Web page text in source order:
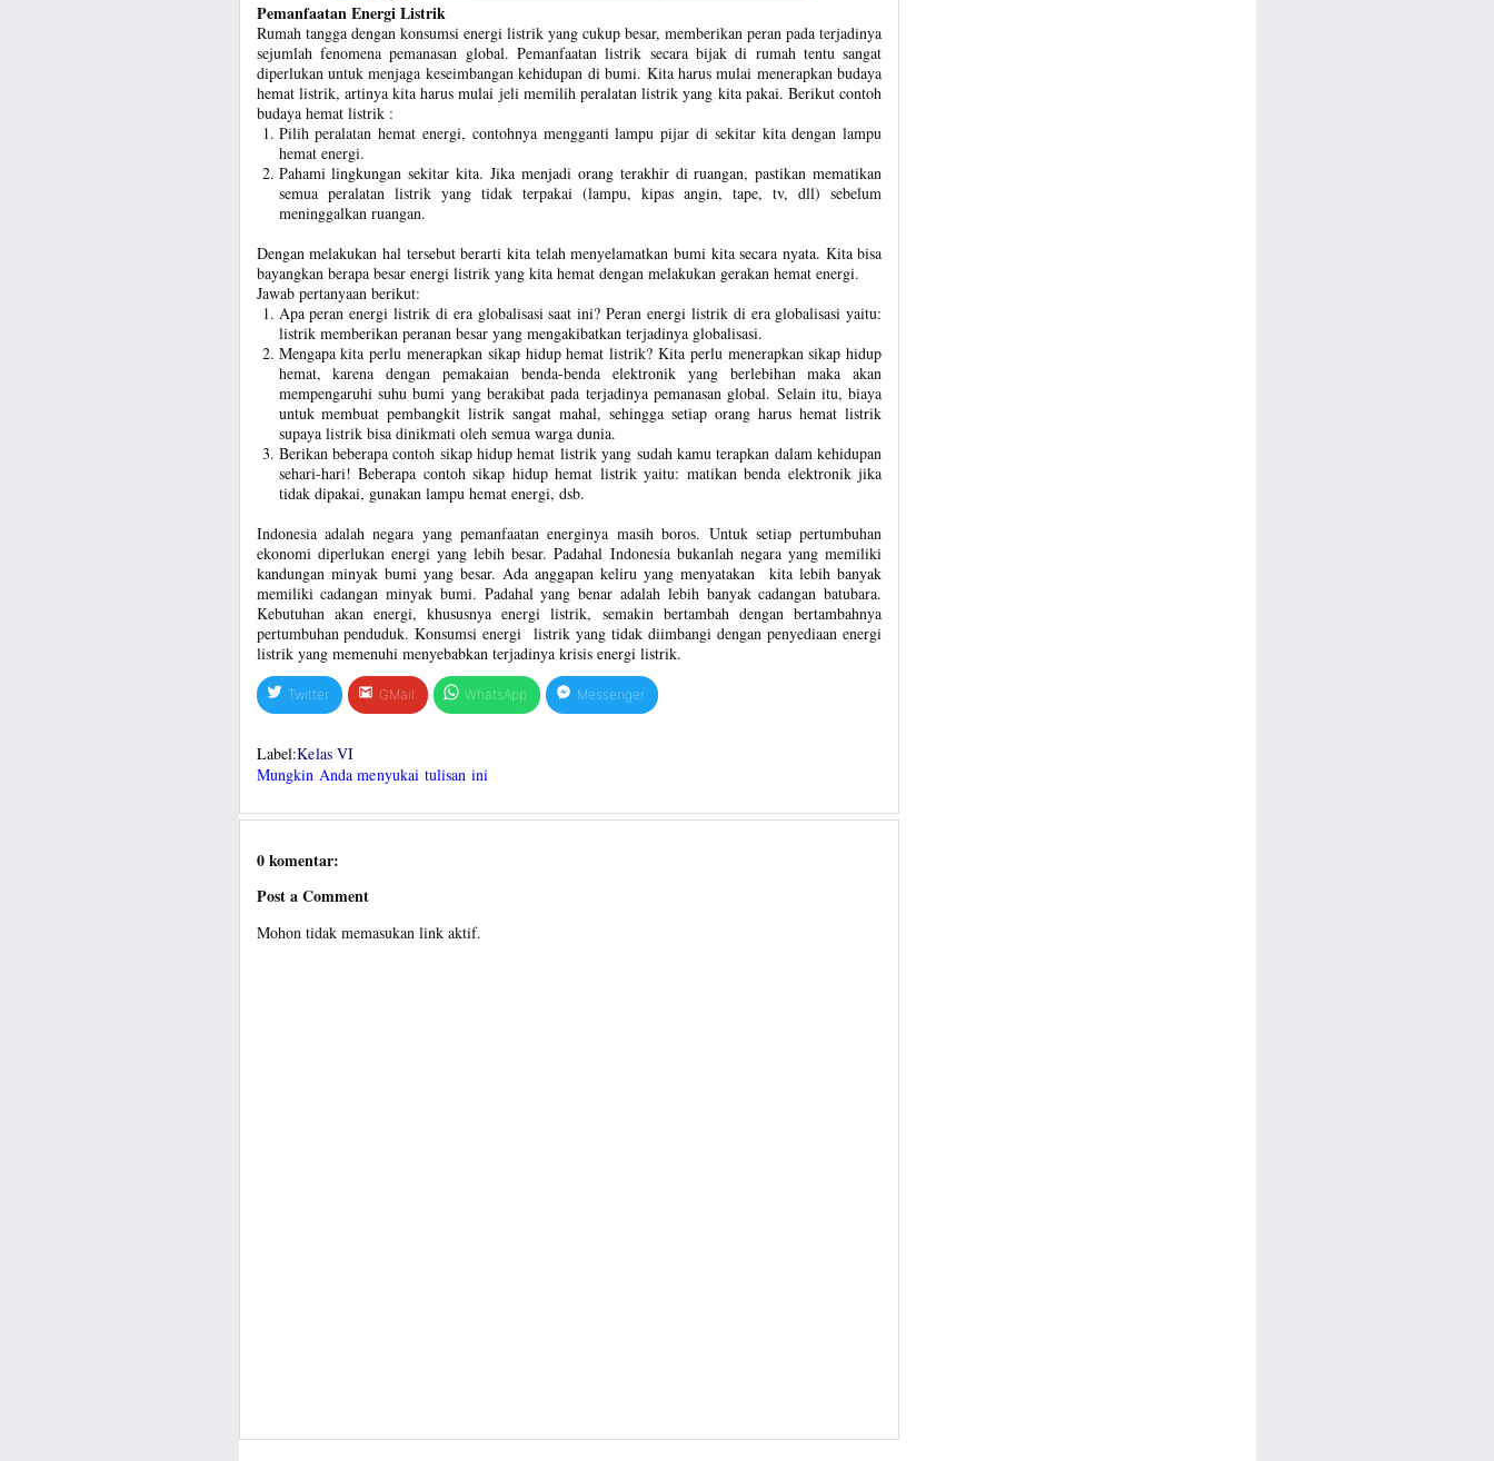
Pemanfaatan Energi Listrik
Rumah tangga dengan konsumsi energi listrik yang cukup besar, memberikan peran pada terjadinya
sejumlah fenomena pemanasan global. Pemanfaatan listrik secara bijak di rumah tentu sangat
diperlukan untuk menjaga keseimbangan kehidupan di bumi. Kita harus mulai menerapkan budaya
hemat listrik, artinya kita harus mulai jeli memilih peralatan listrik yang kita pakai. Berikut contoh
budaya hemat listrik :
Pilih peralatan hemat energi, contohnya mengganti lampu pijar di sekitar kita dengan lampu
hemat energi.
Pahami lingkungan sekitar kita. Jika menjadi orang terakhir di ruangan, pastikan mematikan
semua peralatan listrik yang tidak terpakai (lampu, kipas angin, tape, tv, dll) sebelum
meninggalkan ruangan.
Dengan melakukan hal tersebut berarti kita telah menyelamatkan bumi kita secara nyata. Kita bisa
bayangkan berapa besar energi listrik yang kita hemat dengan melakukan gerakan hemat energi.
Jawab pertanyaan berikut:
Apa peran energi listrik di era globalisasi saat ini? Peran energi listrik di era globalisasi yaitu:
listrik memberikan peranan besar yang mengakibatkan terjadinya globalisasi.
Mengapa kita perlu menerapkan sikap hidup hemat listrik? Kita perlu menerapkan sikap hidup
hemat, karena dengan pemakaian benda-benda elektronik yang berlebihan maka akan
mempengaruhi suhu bumi yang berakibat pada terjadinya pemanasan global. Selain itu, biaya
untuk membuat pembangkit listrik sangat mahal, sehingga setiap orang harus hemat listrik
supaya listrik bisa dinikmati oleh semua warga dunia.
Berikan beberapa contoh sikap hidup hemat listrik yang sudah kamu terapkan dalam kehidupan
sehari-hari! Beberapa contoh sikap hidup hemat listrik yaitu: matikan benda elektronik jika
tidak dipakai, gunakan lampu hemat energi, dsb.
Indonesia adalah negara yang pemanfaatan energinya masih boros. Untuk setiap pertumbuhan
ekonomi diperlukan energi yang lebih besar. Padahal Indonesia bukanlah negara yang memiliki
kandungan minyak bumi yang besar. Ada anggapan keliru yang menyatakan kita lebih banyak
memiliki cadangan minyak bumi. Padahal yang benar adalah lebih banyak cadangan batubara.
Kebutuhan akan energi, khususnya energi listrik, semakin bertambah dengan bertambahnya
pertumbuhan penduduk. Konsumsi energi listrik yang tidak diimbangi dengan penyediaan energi
listrik yang memenuhi menyebabkan terjadinya krisis energi listrik.
Twitter GMail WhatsApp Messenger
Label:Kelas VI
Mungkin Anda menyukai tulisan ini
0 komentar:
Post a Comment
Mohon tidak memasukan link aktif.